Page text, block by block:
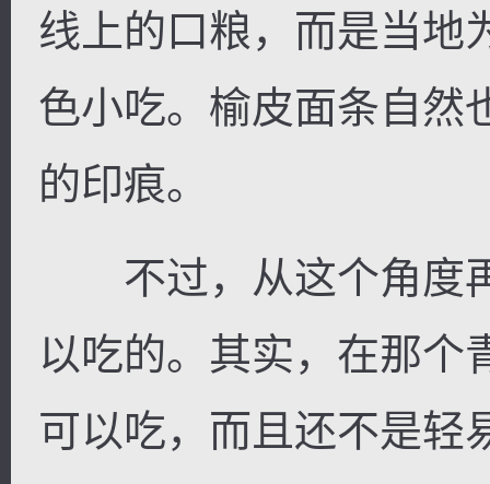
线上的口粮，而是当地
色小吃。榆皮面条自然
的印痕。
不过，从这个角度
以吃的。其实，在那个
可以吃，而且还不是轻